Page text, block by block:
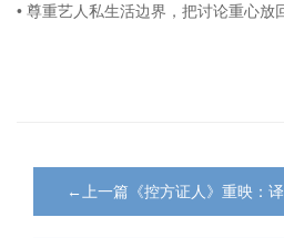
• 尊重艺人私生活边界，把讨论重心放
←上一篇《控方证人》重映：